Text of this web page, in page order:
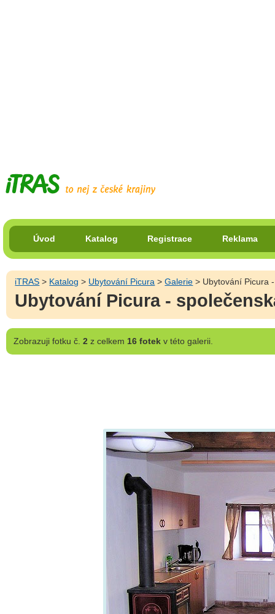
Úvod Katalog Registrace Reklama
iTRAS > Katalog > Ubytování Picura >Galerie > Ubytování Picura
Ubytování Picura -
Zobrazujifotku č. 2 z celkem 16 fotekv této galerii.